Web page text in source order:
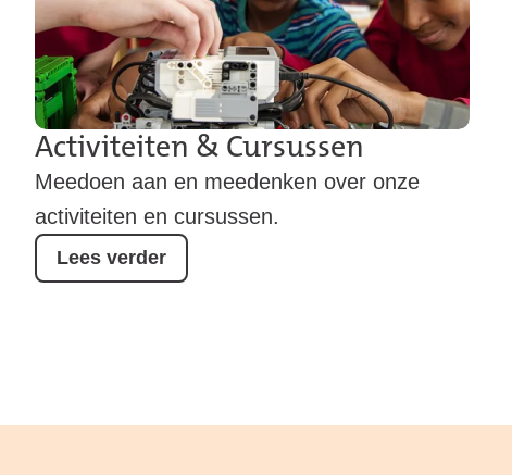
Lees verder
Activiteiten & Cursussen
Meedoen aan en meedenken over onze
activiteiten en cursussen.